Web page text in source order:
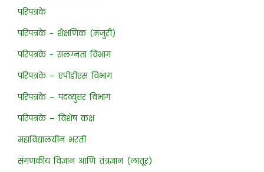
परिपत्रके
परिपत्रके - शैक्षणिक (मंजुरी)
परिपत्रके - संलग्नता विभाग
परिपत्रके – एपीडीएस विभाग
परिपत्रके – पदव्युत्तर विभाग
परिपत्रके – विशेष कक्ष
महाविद्यालयीन भरती
संगणकीय विज्ञान आणि तंत्रज्ञान (लातूर)